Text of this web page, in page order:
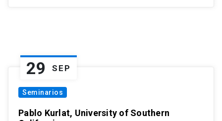
29 SEP
Seminarios
Pablo Kurlat, University of Southern